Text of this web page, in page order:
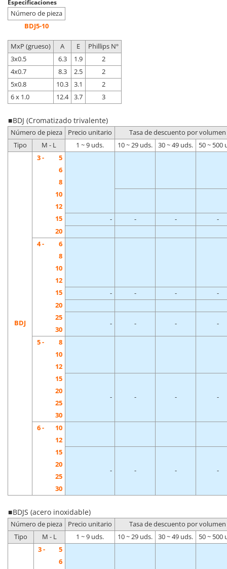
Especificaciones
Número de pieza
BDJ5-10
MxP (grueso) A E
Phillips Nº
3x0.5
6.3 1.9
2
4x0.7
8.3 2.5
2
5x0.8
10.3 3.1
2
6 x 1.0
12.4 3.7 3
■ BDJ (Cromatizado trivalente)
Número de pieza Precio unitario
Tasa de descuento por volumen
Tipo
M - L 1 ~ 9 uds. 10 ~ 29 uds. 30 ~ 49 uds. 50 ~ 500
BDJ
3 -
5
6
8
10
12
15
- - -
-
20
4 -
6
8
10
12
15
- - -
-
20
25
- - - -
30
5 -
8
10
12
15
- - - -
20
25
30
6 -
10
12
15
- - - -
20
25
30
■ BDJS (acero inoxidable)
Número de pieza Precio unitario
Tasa de descuento por volumen
Tipo
M - L 1 ~ 9 uds. 10 ~ 29 uds. 30 ~ 49 uds. 50 ~ 500
3 -
5
6